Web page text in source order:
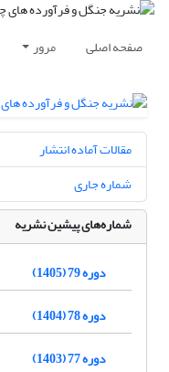
صفحه اصلی مرور
مقالات آماده انتشار
شماره جاری
شماره‌های پیشین نشریه
دوره 79 (1405)
دوره 78 (1404)
دوره 77 (1403)